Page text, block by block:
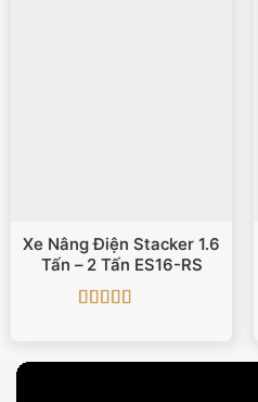
Xe Nâng Điện Stacker 1.6
Tấn – 2 Tấn ES16-RS